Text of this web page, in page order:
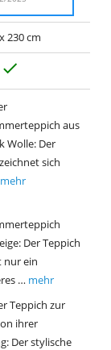
230 cm
a
aus
Wolle: Der
sich
mehr
Der Teppich
nur ein
… mehr
Teppich zur
ihrer
Der stylische